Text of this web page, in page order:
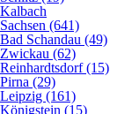
Kalbach
Sachsen (641)
Bad Schandau (49)
Zwickau (62)
Reinhardtsdorf (15)
Pirna (29)
Leipzig (161)
Königstein (15)